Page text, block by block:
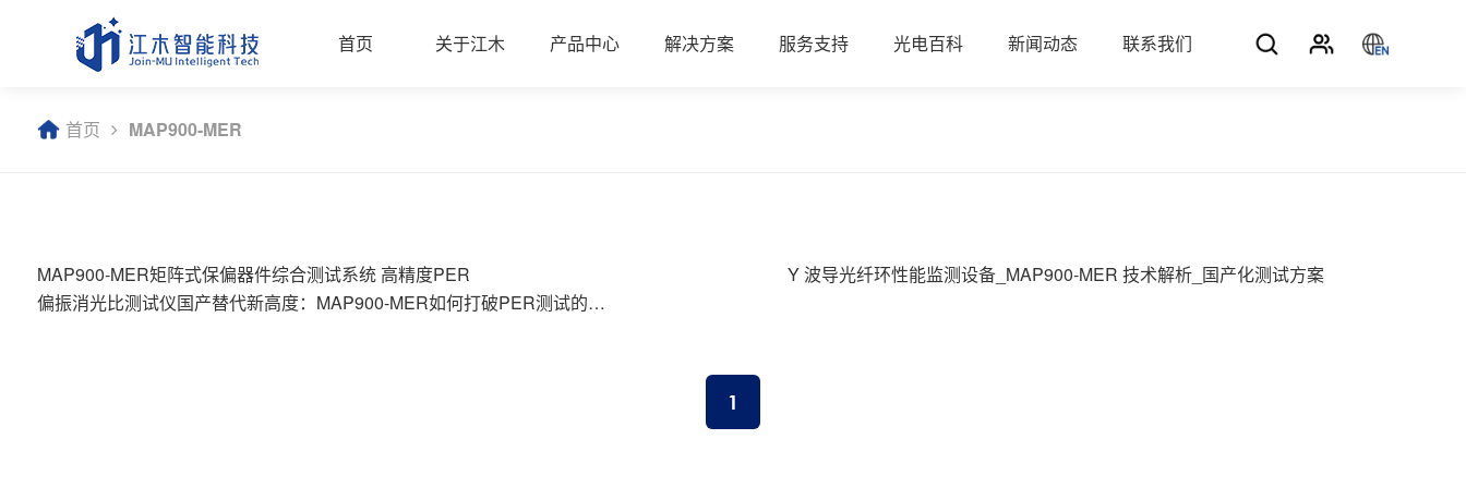
首页 关于江木 产品中心 解决方案 服务支持 光电百科 新闻动态 联系我们
首页 MAP900-MER
MAP900-MER矩阵式保偏器件综合测试系统 高精度PER
Y 波导光纤环性能监测设备_MAP900-MER 技术解析_国产化测试方案
偏振消光比测试仪国产替代新高度：MAP900-MER如何打破PER测试的进
1